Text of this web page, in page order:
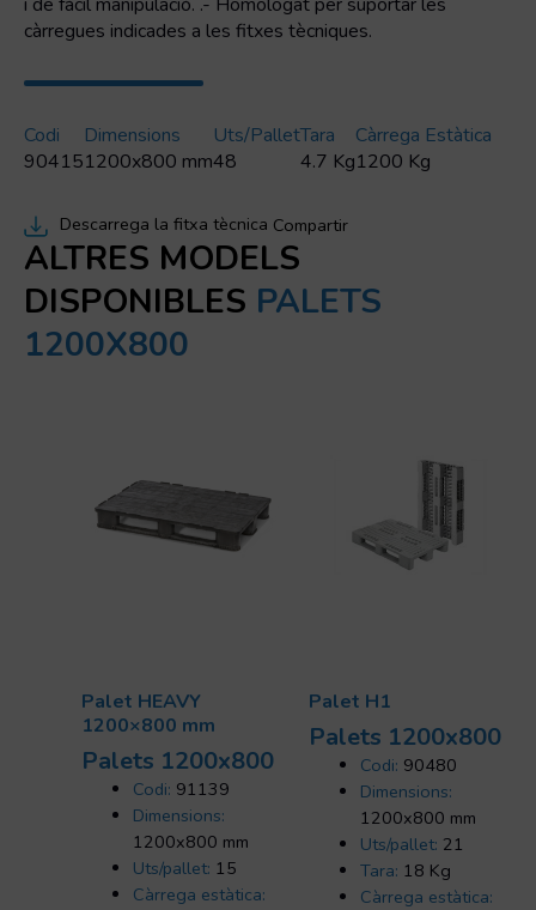
càrregues indicades a les fitxes tècniques.
Codi
90415
Dimensions
1200x800 mm
Uts/pallet
48
Tara
4.7 Kg
Càrrega Estàtica
1200 Kg
Descarrega la fitxa tècnica Compartir
ALTRES MODELS
DISPONIBLES PALETS
1200X800
Palet HEAVY
1200×800 mm
Palets 1200x800
Codi: 91139
Dimensions:
1200x800 mm
Uts/pallet: 15
Càrrega estàtica:
Palet H1
Palets 1200x800
Codi: 90480
Dimensions:
1200x800 mm
Uts/pallet: 21
Tara: 18 Kg
Càrrega estàtica: